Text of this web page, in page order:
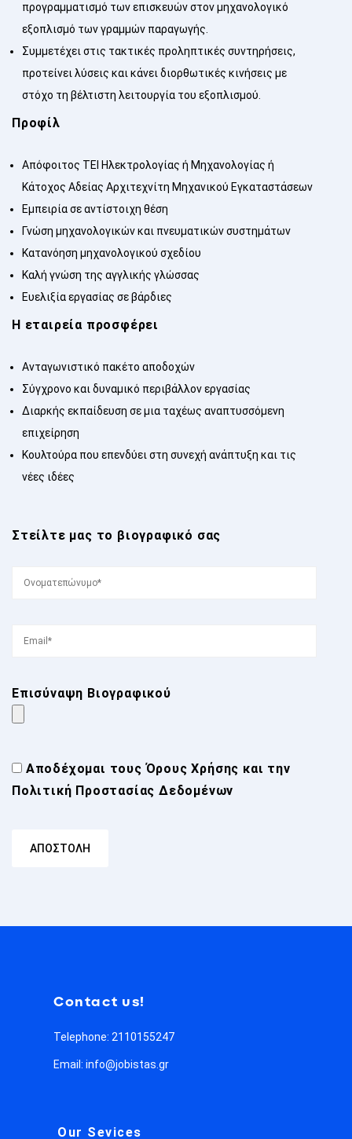
προγραμματισμό των επισκευών στον μηχανολογικό
εξοπλισμό των γραμμών παραγωγής.
Συμμετέχει στις τακτικές προληπτικές συντηρήσεις,
προτείνει λύσεις και κάνει διορθωτικές κινήσεις με
στόχο τη βέλτιστη λειτουργία του εξοπλισμού.
Προφίλ
Απόφοιτος ΤΕΙ Ηλεκτρολογίας ή Μηχανολογίας ή
Κάτοχος Αδείας Αρχιτεχνίτη Μηχανικού Εγκαταστάσεων
Εμπειρία σε αντίστοιχη θέση
Γνώση μηχανολογικών και πνευματικών συστημάτων
Κατανόηση μηχανολογικού σχεδίου
Καλή γνώση της αγγλικής γλώσσας
Ευελιξία εργασίας σε βάρδιες
Η εταιρεία προσφέρει
Ανταγωνιστικό πακέτο αποδοχών
Σύγχρονο και δυναμικό περιβάλλον εργασίας
Διαρκής εκπαίδευση σε μια ταχέως αναπτυσσόμενη
επιχείρηση
Κουλτούρα που επενδύει στη συνεχή ανάπτυξη και τις
νέες ιδέες
Στείλτε μας το βιογραφικό σας
Επισύναψη Βιογραφικού
Αποδέχομαι τουςΌρους Χρήσης και την
Πολιτική Προστασίας Δεδομένων
Contact us!
Telephone: 2110155247
Email: info@jobistas.gr
Our Sevices